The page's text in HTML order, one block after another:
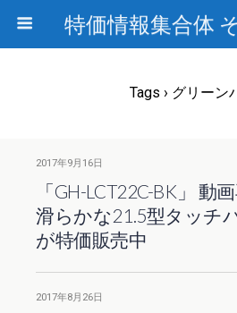
Tags › グリーン
2017年9月16日
「GH-LCT22C-BK」 動
滑らかな21.5型タッチ
が特価販売中
2017年8月26日